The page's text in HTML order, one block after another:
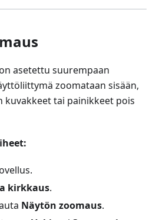
asetettu suurempaan
zoomataan sisään,
kuvakkeet tai painikkeet pois
kirkkaus.
Näytön zoomaus.